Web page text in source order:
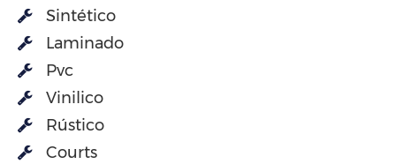
Sintético
Laminado
Pvc
Vinilico
Rústico
Courts